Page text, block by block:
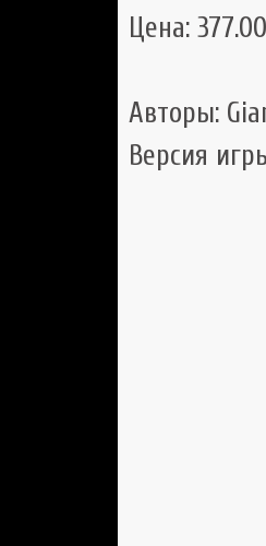
Цена:
Авторы:
Версия